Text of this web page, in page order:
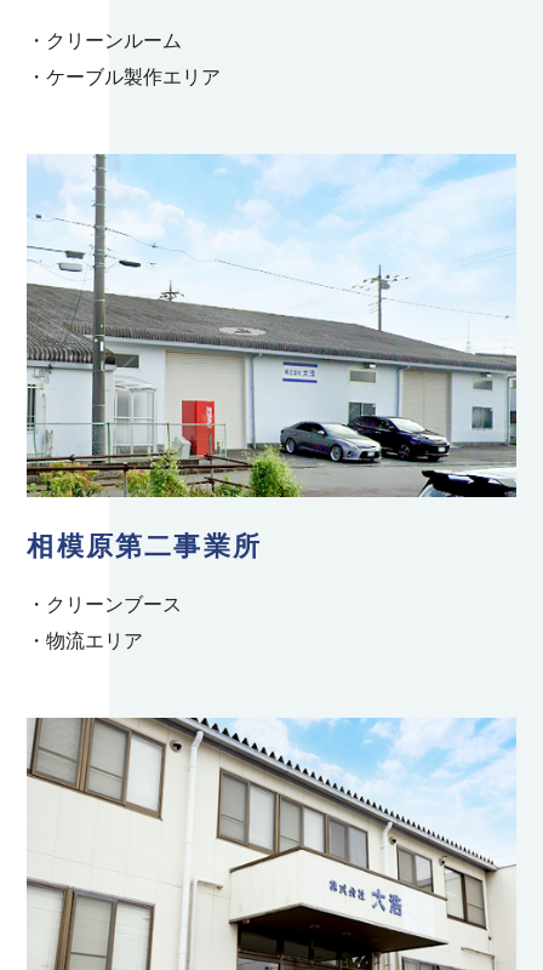
・クリーンルーム
・ケーブル製作エリア
相模原第二事業所
・クリーンブース
・物流エリア